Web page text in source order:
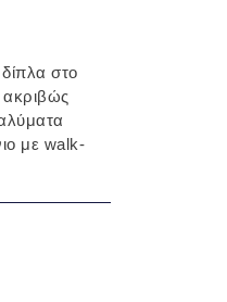
στο
ακριβώς
με walk-